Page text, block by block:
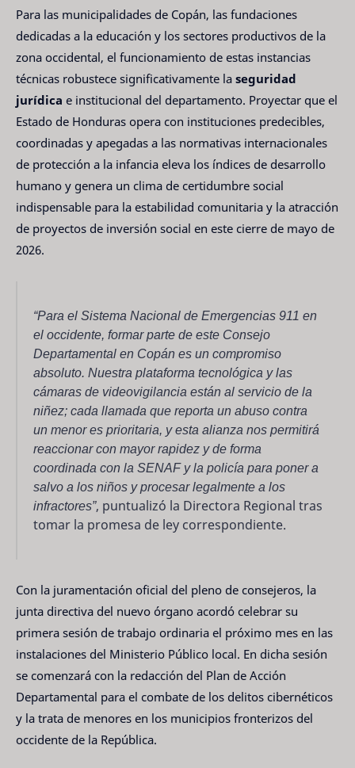
Para las municipalidades de Copán, las fundaciones
dedicadas a la educación y los sectores productivos de la
zona occidental, el funcionamiento de estas instancias
técnicas robustece significativamente la seguridad
jurídica e institucional del departamento. Proyectar que el
Estado de Honduras opera con instituciones predecibles,
coordinadas y apegadas a las normativas internacionales
de protección a la infancia eleva los índices de desarrollo
humano y genera un clima de certidumbre social
indispensable para la estabilidad comunitaria y la atracción
de proyectos de inversión social en este cierre de mayo de
2026.
“Para el Sistema Nacional de Emergencias 911 en
el occidente, formar parte de este Consejo
Departamental en Copán es un compromiso
absoluto. Nuestra plataforma tecnológica y las
cámaras de videovigilancia están al servicio de la
niñez; cada llamada que reporta un abuso contra
un menor es prioritaria, y esta alianza nos permitirá
reaccionar con mayor rapidez y de forma
coordinada con la SENAF y la policía para poner a
salvo a los niños y procesar legalmente a los
infractores”, puntualizó la Directora Regional tras
tomar la promesa de ley correspondiente.
Con la juramentación oficial del pleno de consejeros, la
junta directiva del nuevo órgano acordó celebrar su
primera sesión de trabajo ordinaria el próximo mes en las
instalaciones del Ministerio Público local. En dicha sesión
se comenzará con la redacción del Plan de Acción
Departamental para el combate de los delitos cibernéticos
y la trata de menores en los municipios fronterizos del
occidente de la República.